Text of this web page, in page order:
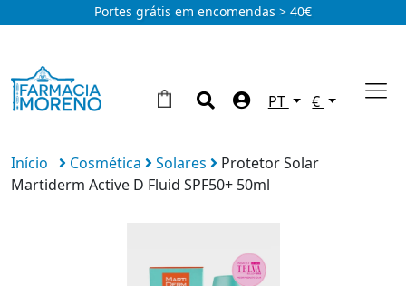
Portes grátis em encomendas > 40€
PT €
Início Cosmética Solares
Protetor Solar
Martiderm Active D Fluid SPF50+ 50ml